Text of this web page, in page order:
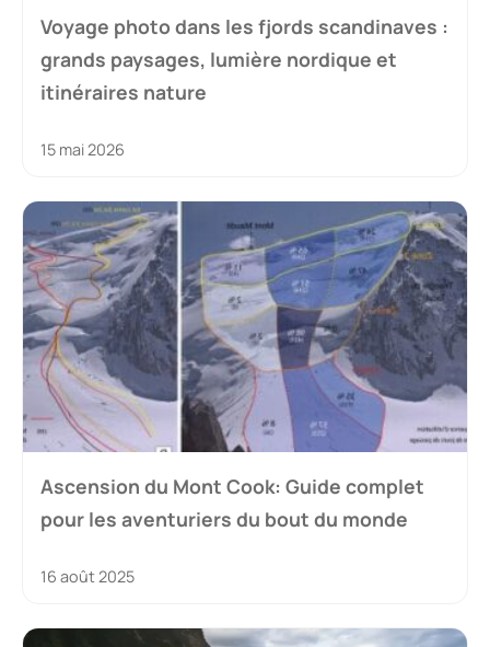
Voyage photo dans les fjords scandinaves :
grands paysages, lumière nordique et
itinéraires nature
15 mai 2026
Ascension du Mont Cook: Guide complet
pour les aventuriers du bout du monde
16 août 2025